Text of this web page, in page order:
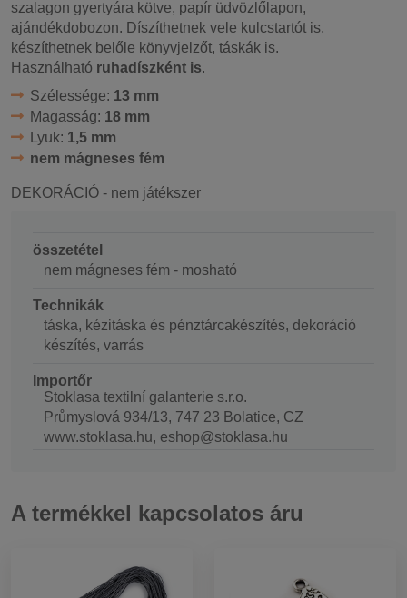
szalagon gyertyára kötve, papír üdvözlőlapon,
ajándékdobozon. Díszíthetnek vele kulcstartót is,
készíthetnek belőle könyvjelzőt, táskák is.
Használható ruhadíszként is.
Szélessége: 13 mm
Magasság: 18 mm
Lyuk: 1,5 mm
nem mágneses fém
DEKORÁCIÓ - nem játékszer
összetétel
nem mágneses fém - mosható
Technikák
táska, kézitáska és pénztárcakészítés, dekoráció
készítés, varrás
Importőr
Stoklasa textilní galanterie s.r.o.
Průmyslová 934/13, 747 23 Bolatice, CZ
www.stoklasa.hu, eshop@stoklasa.hu
A termékkel kapcsolatos áru